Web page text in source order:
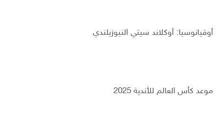
أوقيانوسيا: أوكلاند سيتي النيوزيلندي
موعد كأس العالم للأندية 2025